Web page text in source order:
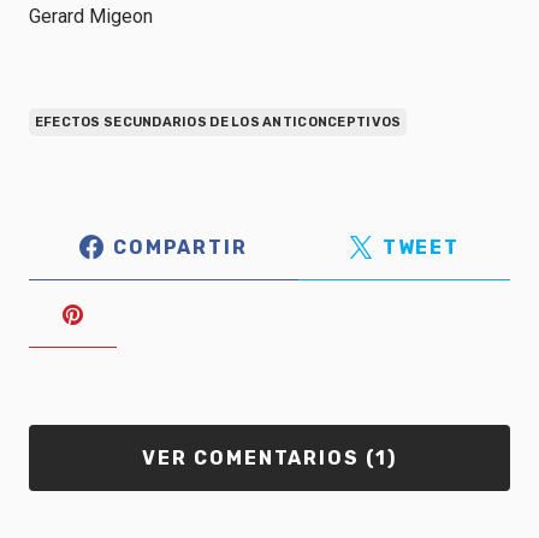
Gerard Migeon
EFECTOS SECUNDARIOS DE LOS ANTICONCEPTIVOS
COMPARTIR TWEET
VER COMENTARIOS (1)